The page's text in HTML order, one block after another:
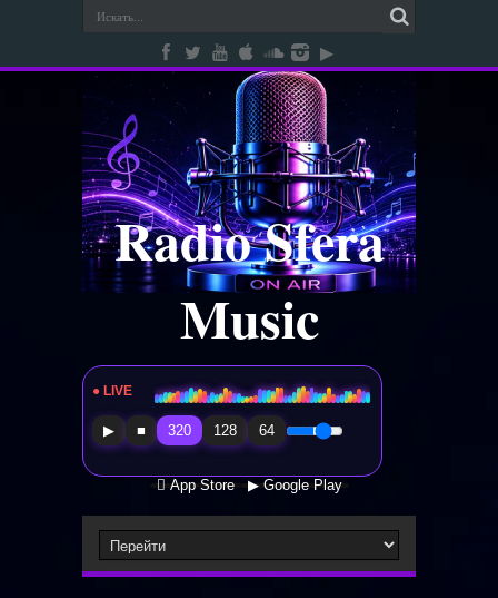
Radio Sfera
Music
● LIVE Radio Sfera Music
▶ ■ 320 128 64
 App Store ▶ Google Play